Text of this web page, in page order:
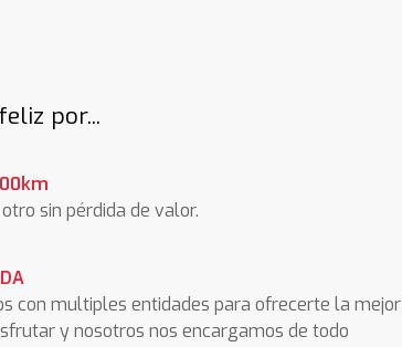
por...
sin pérdida de valor.
con multiples entidades para ofrecerte la
y nosotros nos encargamos de todo